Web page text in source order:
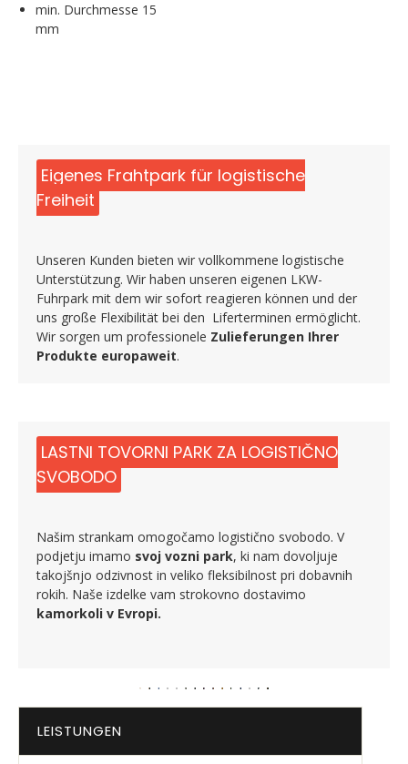
LEISTUNGEN
min. Durchmesse 15
mm
Eigenes Frahtpark für logistische
Freiheit
Unseren Kunden bieten wir vollkommene logistische
Unterstützung. Wir haben unseren eigenen LKW-
Fuhrpark mit dem wir sofort reagieren können und der
uns große Flexibilität bei den Liferterminen ermöglicht.
Wir sorgen um professionele Zulieferungen Ihrer
Produkte europaweit.
LASTNI TOVORNI PARK ZA LOGISTIČNO
SVOBODO
Našim strankam omogočamo logistično svobodo. V
podjetju imamo svoj vozni park, ki nam dovoljuje
takojšnjo odzivnost in veliko fleksibilnost pri dobavnih
rokih. Naše izdelke vam strokovno dostavimo
kamorkoli v Evropi.